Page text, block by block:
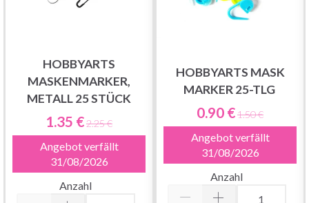
HOBBYARTS
MASKENMARKER,
METALL 25 STÜCK
1.35 €2.25 €
Angebot verfällt
31/08/2026
Anzahl
HOBBYARTS MASK
MARKER 25-TLG
0.90 €1.50 €
Angebot verfällt
31/08/2026
Anzahl